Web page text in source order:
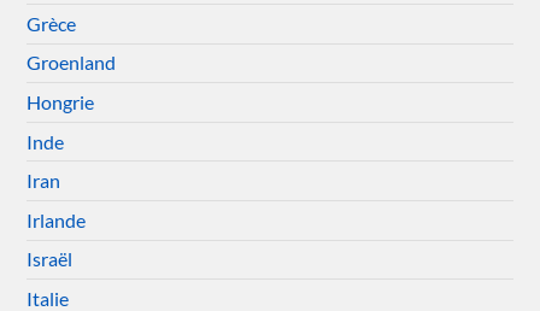
Grèce
Groenland
Hongrie
Inde
Iran
Irlande
Israël
Italie